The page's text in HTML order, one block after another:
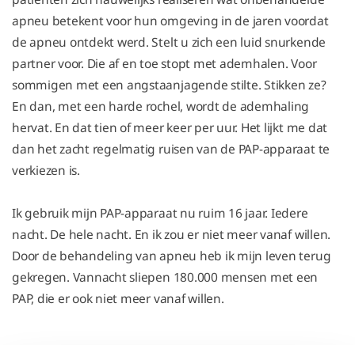
apneu betekent voor hun omgeving in de jaren voordat
de apneu ontdekt werd. Stelt u zich een luid snurkende
partner voor. Die af en toe stopt met ademhalen. Voor
sommigen met een angstaanjagende stilte. Stikken ze?
En dan, met een harde rochel, wordt de ademhaling
hervat. En dat tien of meer keer per uur. Het lijkt me dat
dan het zacht regelmatig ruisen van de PAP-apparaat te
verkiezen is.
Ik gebruik mijn PAP-apparaat nu ruim 16 jaar. Iedere
nacht. De hele nacht. En ik zou er niet meer vanaf willen.
Door de behandeling van apneu heb ik mijn leven terug
gekregen. Vannacht sliepen 180.000 mensen met een
PAP, die er ook niet meer vanaf willen.